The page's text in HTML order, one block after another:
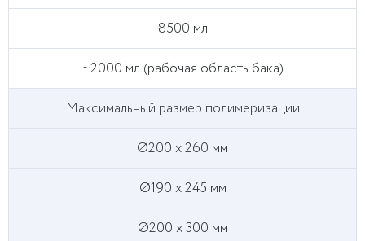
8500 мл
~2000 мл (рабочая область бака)
Максимальный размер полимеризации
Ø200 x 260 мм
Ø190 x 245 мм
Ø200 x 300 мм